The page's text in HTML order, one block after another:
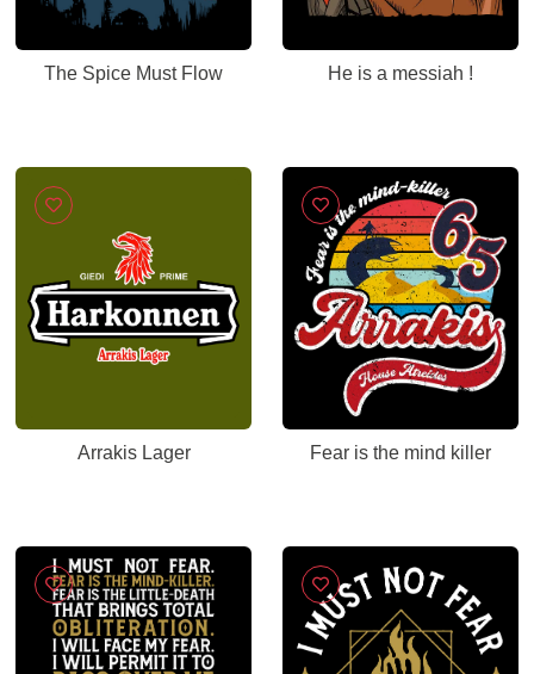
The Spice Must Flow He is a messiah !
Arrakis Lager Fear is the mind killer